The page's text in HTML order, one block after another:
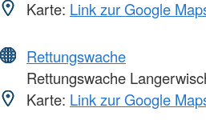
Karte: Link zur Google
Rettungswache
Rettungswache
Karte: Link zur Google